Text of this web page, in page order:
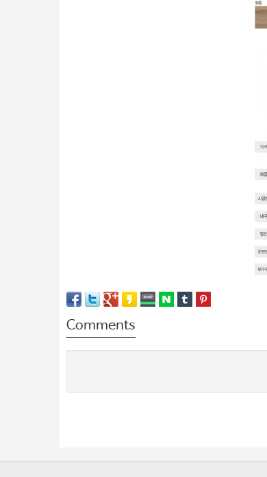
Comments